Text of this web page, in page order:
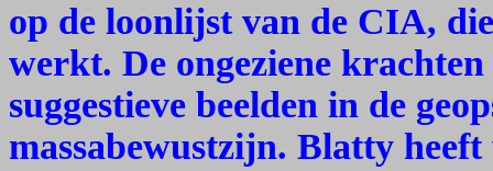
op de loonlijst van de CIA,
werkt. De ongeziene
suggestieve beelden in de
massabewustzijn. Blatty